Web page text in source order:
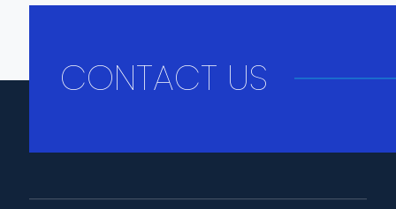
CONTACT US